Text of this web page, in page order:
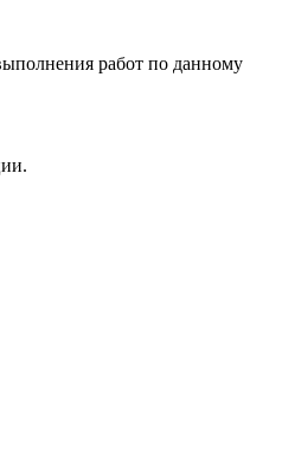
работ по данному